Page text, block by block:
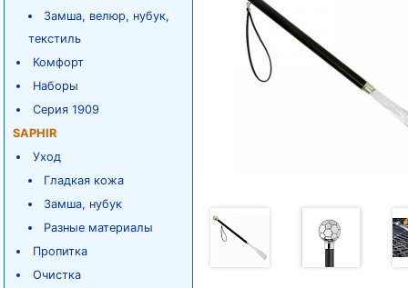
Замша, велюр, нубук,
текстиль
Комфорт
Наборы
Серия 1909
SAPHIR
Уход
Гладкая кожа
Замша, нубук
Разные материалы
Пропитка
Очистка